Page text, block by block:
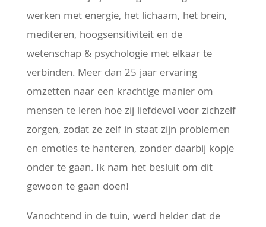
werken met energie, het lichaam, het brein,
mediteren, hoogsensitiviteit en de
wetenschap & psychologie met elkaar te
verbinden. Meer dan 25 jaar ervaring
omzetten naar een krachtige manier om
mensen te leren hoe zij liefdevol voor zichzelf
zorgen, zodat ze zelf in staat zijn problemen
en emoties te hanteren, zonder daarbij kopje
onder te gaan. Ik nam het besluit om dit
gewoon te gaan doen!
Vanochtend in de tuin, werd helder dat de